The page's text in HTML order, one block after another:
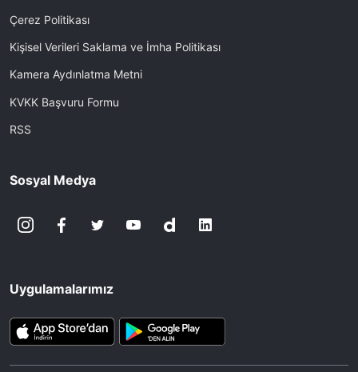
Çerez Politikası
Kişisel Verileri Saklama ve İmha Politikası
Kamera Aydınlatma Metni
KVKK Başvuru Formu
RSS
Sosyal Medya
Uygulamalarımız